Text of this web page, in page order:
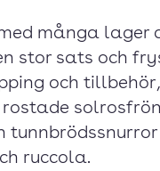
många lager
stor sats och
och
tunnbrödssnurror
ruccola.